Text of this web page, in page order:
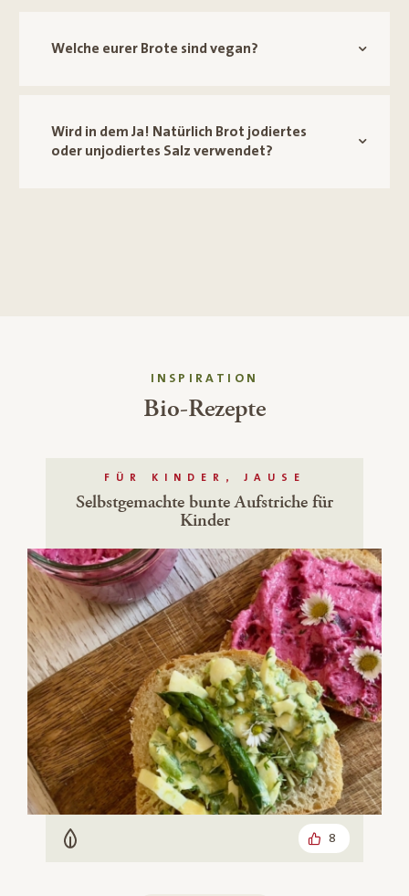
Welche eurer Brote sind vegan?
Wird in dem Ja! Natürlich Brot jodiertes
oder unjodiertes Salz verwendet?
INSPIRATION
Bio-Rezepte
FÜR KINDER, JAUSE
Selbstgemachte bunte Aufstriche für
Kinder
Vegetarisch 8